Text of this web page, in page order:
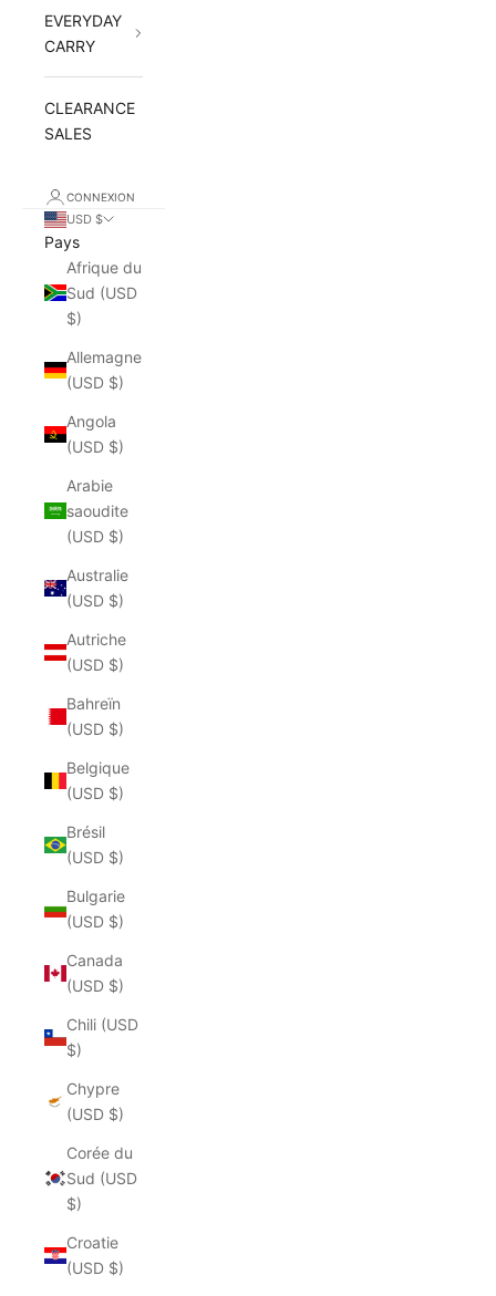
EVERYDAY
CARRY
CLEARANCE
SALES
CONNEXION
USD $
Pays
Afrique du
Sud (USD
$)
Allemagne
(USD $)
Angola
(USD $)
Arabie
saoudite
(USD $)
Australie
(USD $)
Autriche
(USD $)
Bahreïn
(USD $)
Belgique
(USD $)
Brésil
(USD $)
Bulgarie
(USD $)
Canada
(USD $)
Chili (USD
$)
Chypre
(USD $)
Corée du
Sud (USD
$)
Croatie
(USD $)